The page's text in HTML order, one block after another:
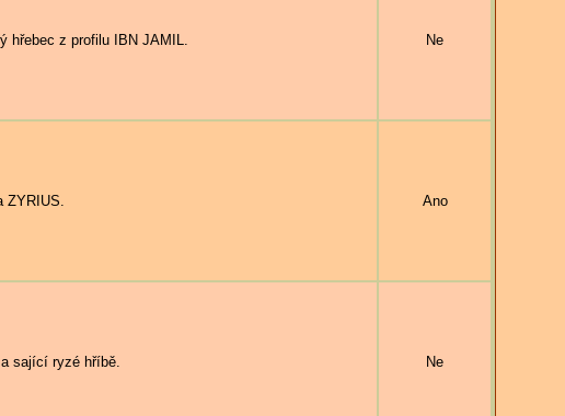
z profilu IBN JAMIL. Ne
Ano
sající ryzé hříbě. Ne